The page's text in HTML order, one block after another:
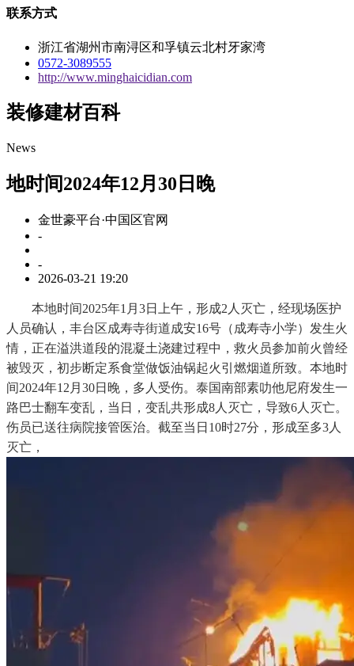
联系方式
浙江省湖州市南浔区和孚镇云北村牙家湾
0572-3089555
http://www.minghaicidian.com
装修建材百科
News
地时间2024年12月30日晚
金世豪平台·中国区官网
-
-
2026-03-21 19:20
本地时间2025年1月3日上午，形成2人灭亡，经现场医护
人员确认，丰台区成寿寺街道成安16号（成寿寺小学）发生火
情，正在溢洪道段的混凝土浇建过程中，救火员参加前火曾经
被毁灭，初步断定系食堂做饭油锅起火引燃烟道所致。本地时
间2024年12月30日晚，多人受伤。泰国南部素叻他尼府发生一
路巴士翻车变乱，当日，变乱共形成8人灭亡，导致6人灭亡。
伤员已送往病院接管医治。截至当日10时27分，形成至多3人
灭亡，